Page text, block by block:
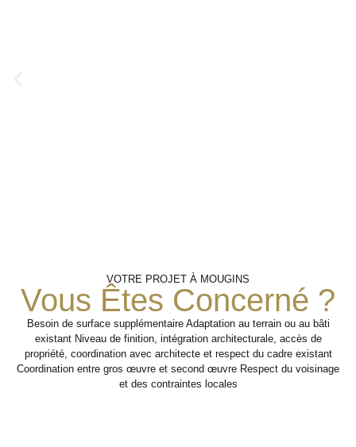
Vérification
De
Faisabilité
Analyse de l’existant,
des contraintes
De
Structure
Organisation des
interventions
Aménagement
Du Nouvel
Espace
Travaux de second œuvre
et finitions pour rendre la
surélévation fonctionnelle,
VOTRE PROJET À MOUGINS
Vous Êtes Concerné ?
Besoin de surface supplémentaire Adaptation au terrain ou au bâti
existant Niveau de finition, intégration architecturale, accès de
propriété, coordination avec architecte et respect du cadre existant
Coordination entre gros œuvre et second œuvre Respect du voisinage
et des contraintes locales